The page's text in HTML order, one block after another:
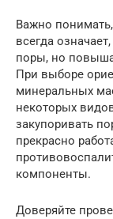
Важно
всегда
поры, но
При выборе
минеральных
некоторых
закупоривать
прекрасно
компоненты.
Доверяйте